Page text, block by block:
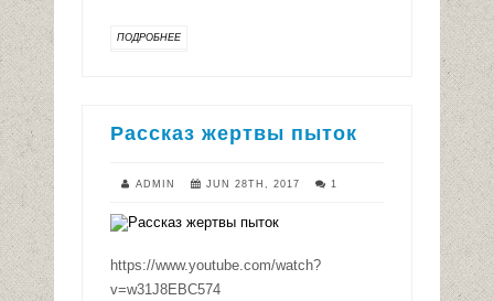
ПОДРОБНЕЕ
Рассказ жертвы пыток
ADMIN JUN 28TH, 2017 1
https://www.youtube.com/watch?
v=w31J8EBC574